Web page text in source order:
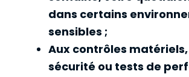
dans certains
sensibles ;
Aux contrôles
sécurité ou tests de